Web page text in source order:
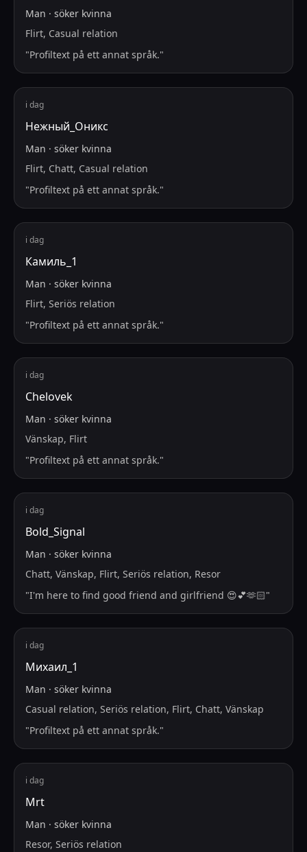
Man · söker kvinna
Flirt, Casual relation
"Profiltext på ett annat språk."
i dag
Нежный_Оникс
Man · söker kvinna
Flirt, Chatt, Casual relation
"Profiltext på ett annat språk."
i dag
Камиль_1
Man · söker kvinna
Flirt, Seriös relation
"Profiltext på ett annat språk."
i dag
Chelovek
Man · söker kvinna
Vänskap, Flirt
"Profiltext på ett annat språk."
i dag
Bold_Signal
Man · söker kvinna
Chatt, Vänskap, Flirt, Seriös relation, Resor
"I'm here to find good friend and girlfriend 😍💕🫶🏻"
i dag
Михаил_1
Man · söker kvinna
Casual relation, Seriös relation, Flirt, Chatt, Vänskap
"Profiltext på ett annat språk."
i dag
Mrt
Man · söker kvinna
Resor, Seriös relation